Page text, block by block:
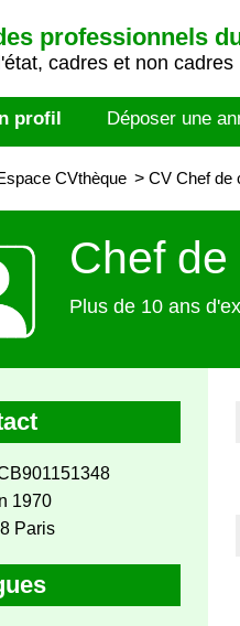
professionnels
cadres et non cadres
profil Déposer une
CVthèque > CV Chef de
Chef
Plus de 10 ans
1970
Paris